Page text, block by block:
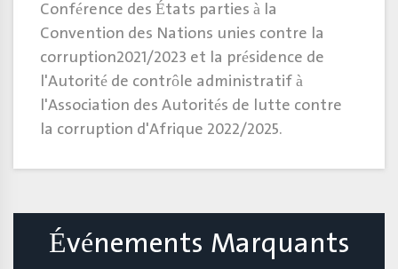
Conférence des États parties à la
Convention des Nations unies contre la
corruption2021/2023 et la présidence de
l'Autorité de contrôle administratif à
l'Association des Autorités de lutte contre
la corruption d'Afrique 2022/2025.
Événements Marquants